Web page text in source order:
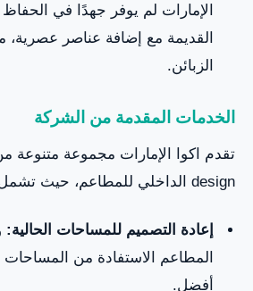
الإمارات لم يوفر جهدًا في
القديمة مع إضافة عناصر
الزبائن.
الخدمات المقدمة من الشركة
تقدم اكوا الإمارات مجموعة
design الداخلي للمطاعم، حيث تشمل:
إعادة التصميم للمساحات الحالية:
المطاعم الاستفادة من
أفضل.